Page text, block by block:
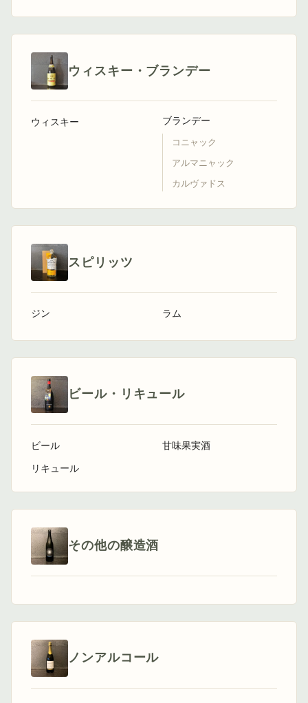
ウィスキー・ブランデー
ウィスキー ブランデー
コニャック
アルマニャック
カルヴァドス
スピリッツ
ジン ラム
ビール・リキュール
ビール
リキュール
甘味果実酒
その他の醸造酒
ノンアルコール